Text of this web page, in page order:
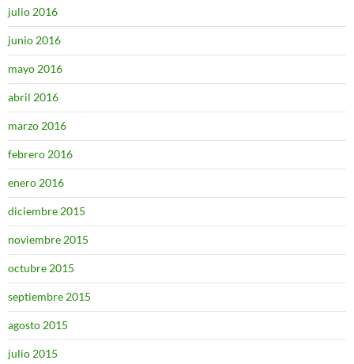
julio 2016
junio 2016
mayo 2016
abril 2016
marzo 2016
febrero 2016
enero 2016
diciembre 2015
noviembre 2015
octubre 2015
septiembre 2015
agosto 2015
julio 2015